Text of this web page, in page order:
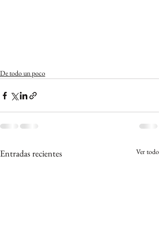
De todo un poco
Entradas recientes Ver todo